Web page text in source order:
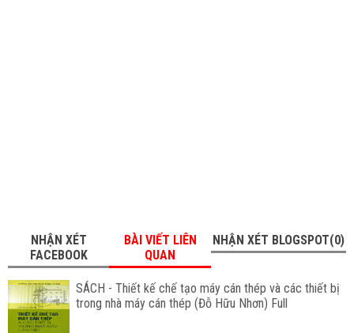
NHẬN XÉT
FACEBOOK
BÀI VIẾT LIÊN
QUAN
NHẬN XÉT BLOGSPOT(0)
SÁCH - Thiết kế chế tạo máy cán thép và các thiết bị
trong nhà máy cán thép (Đỗ Hữu Nhơn) Full